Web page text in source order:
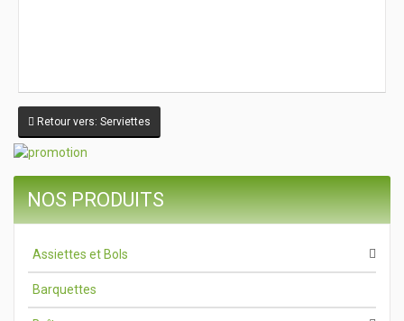
Retour vers: Serviettes
NOS PRODUITS
Assiettes et Bols
Barquettes